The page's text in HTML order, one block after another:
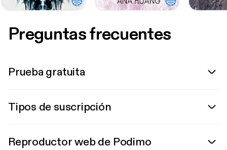
Preguntas frecuentes
Prueba gratuita
Tipos de suscripción
Reproductor web de Podimo